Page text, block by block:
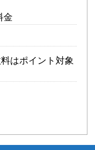
金
はポイント対象